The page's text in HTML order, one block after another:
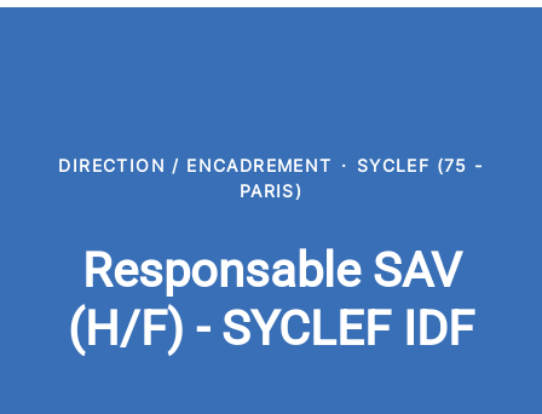
DIRECTION / ENCADREMENT · SYCLEF (75 -
PARIS)
Responsable SAV
(H/F) - SYCLEF IDF